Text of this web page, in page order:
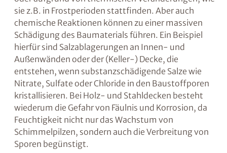
physikalischen Schädigung der Bausubstanz
ist dann die Rede, wenn sich die im Baustoff
vorhandene Feuchtigkeit verändert. Möglich
ist dies beispielsweise infolge so genannter
Schwindprozesse, bei denen das Wassers
verdunstet, oder aufgrund von thermischen
Veränderungen, wie sie z.B. in Frostperioden
stattfinden.
Aber auch chemische Reaktionen
können zu einer massiven Schädigung des
Baumaterials führen. Ein Beispiel hierfür sind
Salzablagerungen an Innen- und
Außenwänden oder der (Keller-) Decke, die
entstehen, wenn substanzschädigende Salze